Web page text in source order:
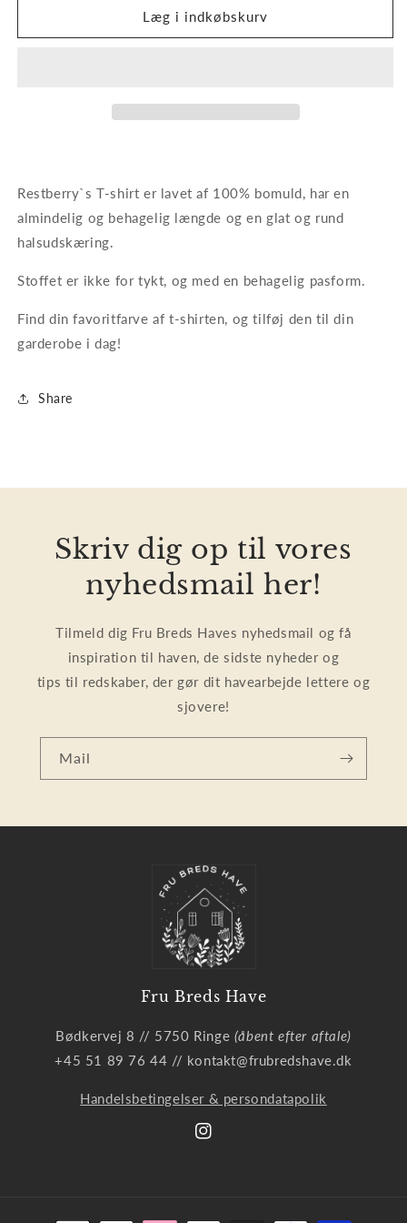
shirt.
shirt.
Læg i indkøbskurv
Restberry`s T-shirt er lavet af 100% bomuld, har en
almindelig og behagelig længde og en glat og rund
halsudskæring.
Stoffet er ikke for tykt, og med en behagelig pasform.
Find din favoritfarve af t-shirten, og tilføj den til din
garderobe i dag!
Share
Skriv dig op til vores
nyhedsmail her!
Tilmeld dig Fru Breds Haves nyhedsmail og få
inspiration til haven, de sidste nyheder og
tips til redskaber, der gør dit havearbejde lettere og
sjovere!
Mail
Fru Breds Have
Bødkervej 8 // 5750 Ringe (åbent efter aftale)
+45 51 89 76 44 // kontakt@frubredshave.dk
Handelsbetingelser & persondatapolik
Instagram